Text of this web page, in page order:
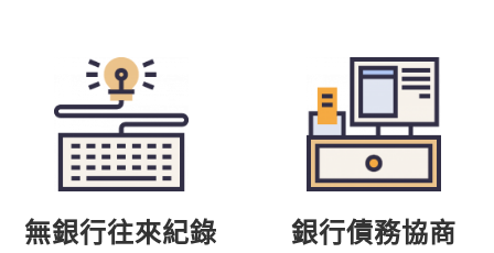
無銀行往來紀錄 銀行債務協商